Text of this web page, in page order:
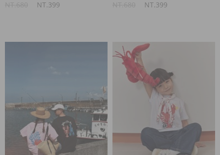
NT.399 NT.399